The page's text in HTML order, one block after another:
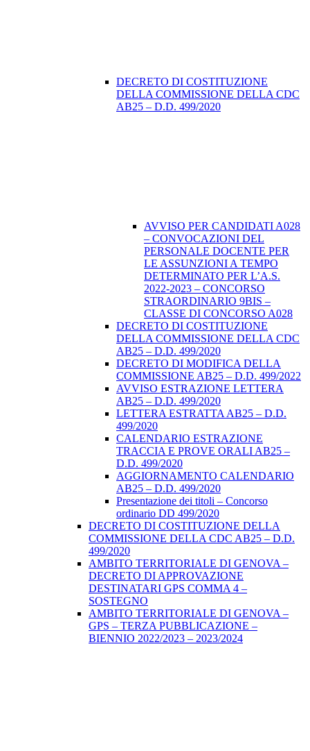
DECRETO DI COSTITUZIONE
DELLA COMMISSIONE DELLA CDC
AB25 – D.D. 499/2020
AVVISO PER CANDIDATI A028
– CONVOCAZIONI DEL
PERSONALE DOCENTE PER
LE ASSUNZIONI A TEMPO
DETERMINATO PER L’A.S.
2022-2023 – CONCORSO
STRAORDINARIO 9BIS –
CLASSE DI CONCORSO A028
DECRETO DI COSTITUZIONE
DELLA COMMISSIONE DELLA CDC
AB25 – D.D. 499/2020
DECRETO DI MODIFICA DELLA
COMMISSIONE AB25 – D.D. 499/2022
AVVISO ESTRAZIONE LETTERA
AB25 – D.D. 499/2020
LETTERA ESTRATTA AB25 – D.D.
499/2020
CALENDARIO ESTRAZIONE
TRACCIA E PROVE ORALI AB25 –
D.D. 499/2020
AGGIORNAMENTO CALENDARIO
AB25 – D.D. 499/2020
Presentazione dei titoli – Concorso
ordinario DD 499/2020
DECRETO DI COSTITUZIONE DELLA
COMMISSIONE DELLA CDC AB25 – D.D.
499/2020
AMBITO TERRITORIALE DI GENOVA –
DECRETO DI APPROVAZIONE
DESTINATARI GPS COMMA 4 –
SOSTEGNO
AMBITO TERRITORIALE DI GENOVA –
GPS – TERZA PUBBLICAZIONE –
BIENNIO 2022/2023 – 2023/2024